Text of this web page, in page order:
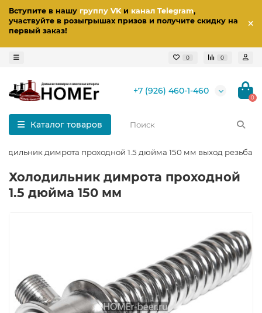
Вступите в нашу группу VKи канал Telegram,
участвуйте в розыгрышах призов и получите скидку на
первый заказ!
0 0
+7 (926) 460-1-460
0
Каталог товаров
димрота проходной 1.5 дюйма 150 мм выход резьба 1/
Холодильник димрота проходной
1.5 дюйма 150 мм